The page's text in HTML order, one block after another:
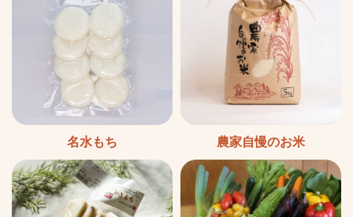
名水もち 農家自慢のお米